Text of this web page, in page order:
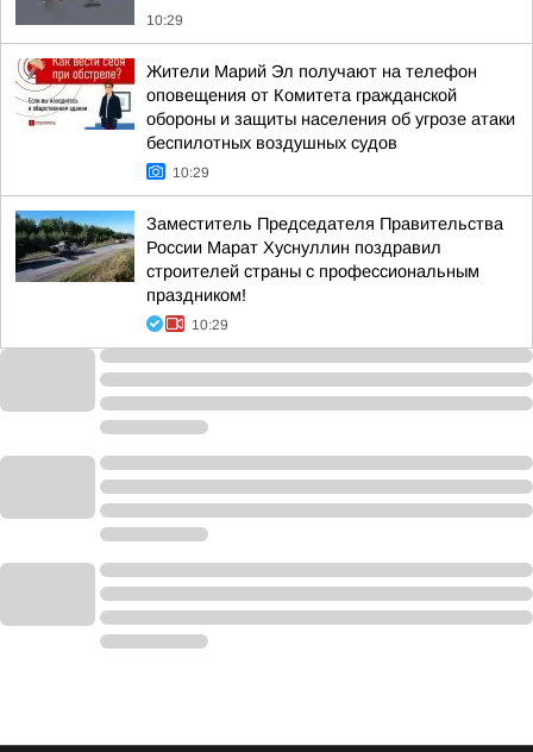
10:29
Жители Марий Эл получают на телефон
оповещения от Комитета гражданской
обороны и защиты населения об угрозе атаки
беспилотных воздушных судов
10:29
Заместитель Председателя Правительства
России Марат Хуснуллин поздравил
строителей страны с профессиональным
праздником!
10:29